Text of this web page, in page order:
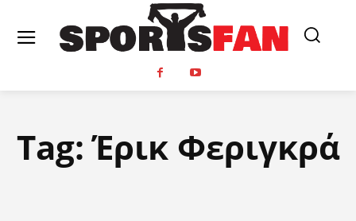
Tag:Έρικ Φεριγκρά